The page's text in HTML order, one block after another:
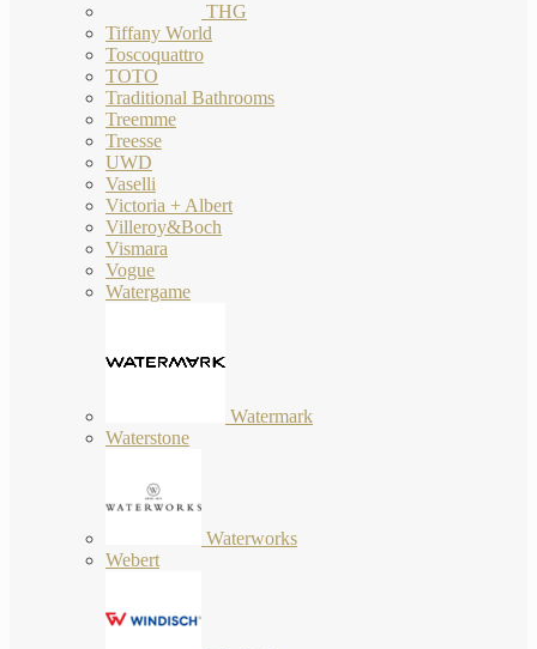
THG
Tiffany World
Toscoquattro
TOTO
Traditional Bathrooms
Treemme
Treesse
UWD
Vaselli
Victoria + Albert
Villeroy&Boch
Vismara
Vogue
Watergame
Watermark
Waterstone
Waterworks
Webert